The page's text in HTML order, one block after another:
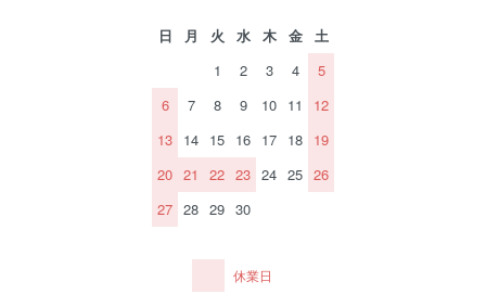
日 月 火 水 木 金
土
1
2 3 4
5
6
7 8 9 10 11
12
13 14 15 16 17 18 19
20 21 22 23 24 25 26
27 28 29 30
休業日